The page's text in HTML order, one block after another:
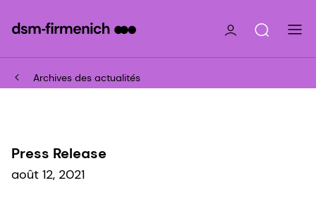
Archives des actualités
Press Release
août 12, 2021